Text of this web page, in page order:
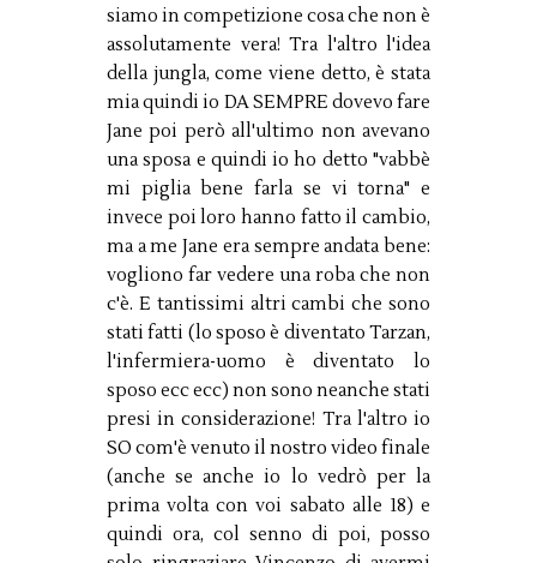
siamo in competizione cosa che non è
assolutamente vera! Tra l'altro l'idea
della jungla, come viene detto, è stata
mia quindi io DA SEMPRE dovevo fare
Jane poi però all'ultimo non avevano
una sposa e quindi io ho detto "vabbè
mi piglia bene farla se vi torna" e
invece poi loro hanno fatto il cambio,
ma a me Jane era sempre andata bene:
vogliono far vedere una roba che non
c'è. E tantissimi altri cambi che sono
stati fatti (lo sposo è diventato Tarzan,
l'infermiera-uomo è diventato lo
sposo ecc ecc) non sono neanche stati
presi in considerazione! Tra l'altro io
SO com'è venuto il nostro video finale
(anche se anche io lo vedrò per la
prima volta con voi sabato alle 18) e
quindi ora, col senno di poi, posso